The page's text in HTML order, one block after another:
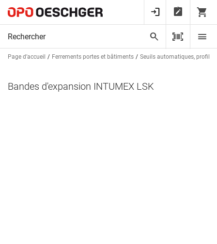
Page d’accueil Ferrements portes et bâtiments Seuils automatiques, profils
Bandes d'expansion INTUMEX LSK